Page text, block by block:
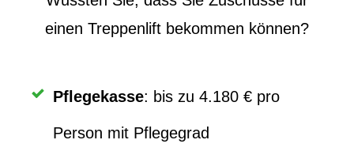
einen Treppenlift bekommen können?
Pflegekasse: bis zu 4.180 € pro
Person mit Pflegegrad